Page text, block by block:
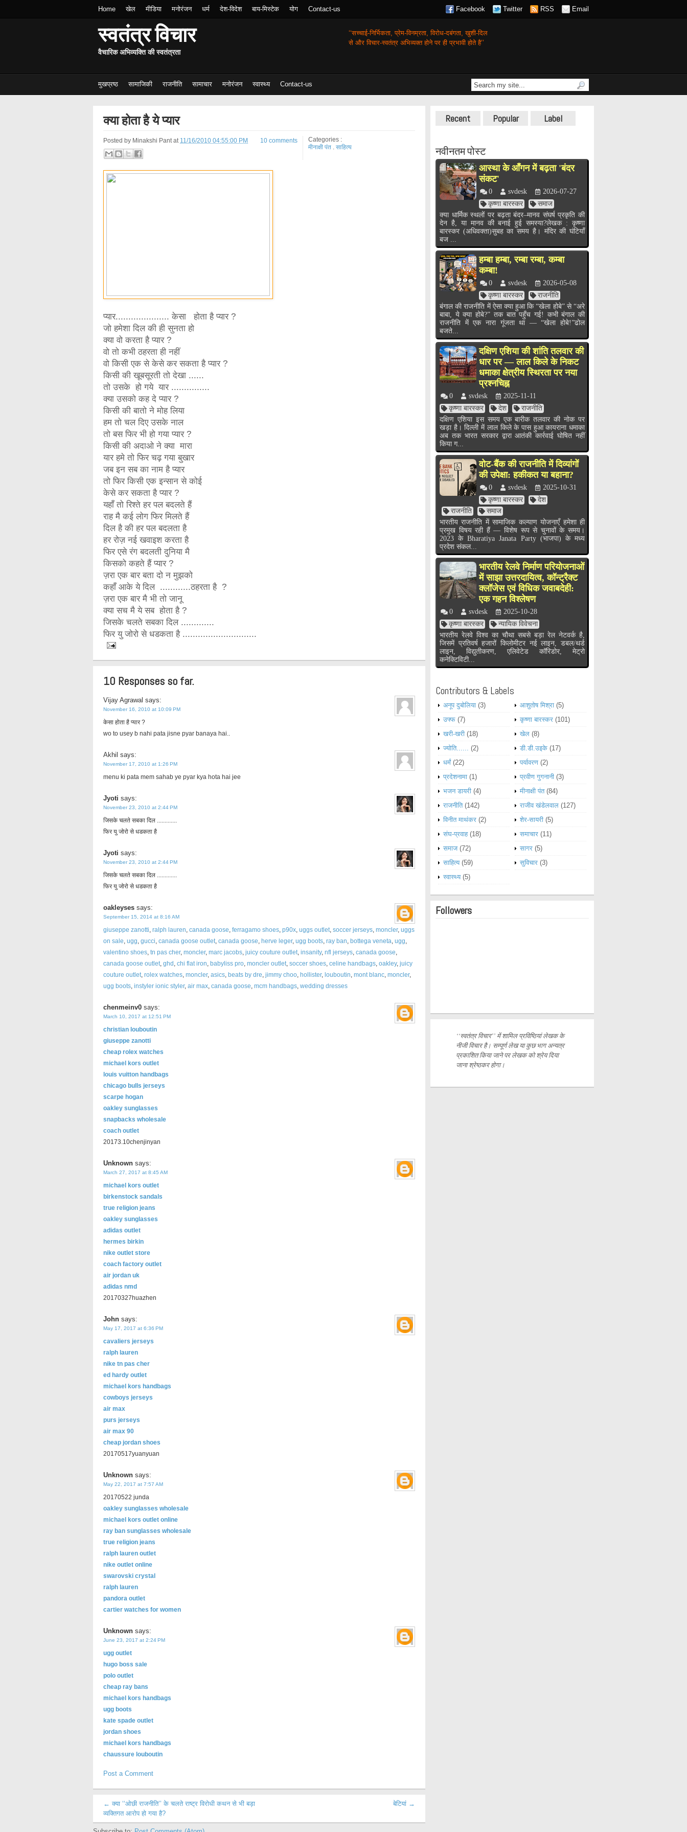
Home खेल मीडिया मनोरंजन धर्म देश-विदेश बाय-मिस्टेक योग Contact-us Facebook Twitter RSS Email
स्वतंत्र विचार
वैचारिक अभिव्यक्ति की स्वतंत्रता
‘‘सच्चाई-निर्भिकता, प्रेम-विनम्रता, विरोध-दबंगता,खुशी-दिल
से और विचार-स्वतंत्र अभिव्यक्त होने पर ही प्रभावी होते है’’
मुखप्रष्ठ सामाजिकी राजनीति सामाचार मनोरंजन स्वास्थ्य Contact-us
क्या होता है ये प्यार
Posted by Minakshi Pant at 11/16/2010 04:55:00 PM 10 comments
Categories :
मीनाक्षी पंत . साहित्य
प्यार..................... केसा होता है प्यार ?
जो हमेशा दिल की ही सुनता हो
क्या वो करता है प्यार ?
वो तो कभी ठहरता ही नहीं
वो किसी एक से केसे कर सकता है प्यार ?
किसी की खूबसूरती तो देखा ......
तो उसके हो गये यार ...............
क्या उसको कह दे प्यार ?
किसी की बातो ने मोह लिया
हम तो चल दिए उसके नाल
तो बस फिर भी हो गया प्यार ?
किसी की अदाओ ने क्या मारा
यार हमे तो फिर चढ़ गया बुखार
जब इन सब का नाम है प्यार
तो फिर किसी एक इन्सान से कोई
केसे कर सकता है प्यार ?
यहाँ तो रिश्ते हर पल बदलते हैं
राह मै कई लोग फिर मिलते हैं
दिल है की हर पल बदलता है
हर रोज़ नई खवाइश करता है
फिर एसे रंग बदलती दुनिया मै
किसको कहते हैं प्यार ?
ज़रा एक बार बता दो न मुझको
कहाँ आके ये दिल ............ठहरता है ?
ज़रा एक बार मै भी तो जानू
क्या सच मै ये सब होता है ?
जिसके चलते सबका दिल .............
फिर यु जोरो से धडकता है .............................
10 Responses so far.
Vijay Agrawal says:
November 16, 2010 at 10:09 PM
केसा होता है प्यार ?
wo to usey b nahi pata jisne pyar banaya hai..
Akhil says:
November 17, 2010 at 1:26 PM
menu ki pata mem sahab ye pyar kya hota hai jee
Jyoti says:
November 23, 2010 at 2:44 PM
जिसके चलते सबका दिल .............
फिर यु जोरो से धडकता है
Jyoti says:
November 23, 2010 at 2:44 PM
जिसके चलते सबका दिल .............
फिर यु जोरो से धडकता है
oakleyses says:
September 15, 2014 at 8:16 AM
giuseppe zanotti, ralph lauren, canada goose, ferragamo shoes, p90x, uggs outlet, soccer jerseys, moncler, uggs
on sale, ugg, gucci, canada goose outlet, canada goose, herve leger, ugg boots, ray ban, bottega veneta, ugg,
valentino shoes, tn pas cher, moncler, marc jacobs, juicy couture outlet, insanity, nfl jerseys, canada goose,
canada goose outlet, ghd , chi flat iron, babyliss pro, moncler outlet, soccer shoes, celine handbags, oakley, juicy
couture outlet, rolex watches, moncler, asics, beats by dre, jimmy choo, hollister, louboutin, mont blanc, moncler,
ugg boots, instyler ionic styler, air max, canada goose, mcm handbags, wedding dresses
chenmeinv0 says:
March 10, 2017 at 12:51 PM
christian louboutin
giuseppe zanotti
cheap rolex watches
michael kors outlet
louis vuitton handbags
chicago bulls jerseys
scarpe hogan
oakley sunglasses
snapbacks wholesale
coach outlet
20173.10chenjinyan
Unknown says:
March 27, 2017 at 8:45 AM
michael kors outlet
birkenstock sandals
true religion jeans
oakley sunglasses
adidas outlet
hermes birkin
nike outlet store
coach factory outlet
air jordan uk
adidas nmd
20170327huazhen
John says:
May 17, 2017 at 6:36 PM
cavaliers jerseys
ralph lauren
nike tn pas cher
ed hardy outlet
michael kors handbags
cowboys jerseys
air max
purs jerseys
air max 90
cheap jordan shoes
20170517yuanyuan
Unknown says:
May 22, 2017 at 7:57 AM
20170522 junda
oakley sunglasses wholesale
michael kors outlet online
ray ban sunglasses wholesale
true religion jeans
ralph lauren outlet
nike outlet online
swarovski crystal
ralph lauren
pandora outlet
cartier watches for women
Unknown says:
June 23, 2017 at 2:24 PM
ugg outlet
hugo boss sale
polo outlet
cheap ray bans
michael kors handbags
ugg boots
kate spade outlet
jordan shoes
michael kors handbags
chaussure louboutin
Post a Comment
← क्या ‘‘ओछी राजनीति’’ के चलते राष्ट्र विरोधी कथन से भी बड़ा
व्यक्तिगत आरोप हो गया है?
बेटियां →
Recent Popular Label
नवीनतम पोस्ट
आस्था के आँगन में बढ़ता 'बंदर
संकट'
0 svdesk
2026-07-27
कृष्णा बारस्कर
समाज
क्या धार्मिक स्थलों पर बढ़ता बंदर–मानव संघर्ष प्रकृति की
देन है, या मानव की बनाई हुई समस्या?लेखक : कृष्णा
बारस्कर (अधिवक्ता)सुबह का समय है। मंदिर की घंटियाँ
बज ...
हम्बा हम्बा, रम्बा रम्बा, कम्बा
कम्बा!
0 svdesk
2026-05-08
कृष्णा बारस्कर
राजनीति
बंगाल की राजनीति में ऐसा क्या हुआ कि “खेला होबे” से “अरे
बाबा, ये क्या होबे?” तक बात पहुँच गई! कभी बंगाल की
राजनीति में एक नारा गूंजता था — “खेला होबे!”ढोल
बजते...
दक्षिण एशिया की शांति तलवार की
धार पर — लाल किले के निकट
धमाका क्षेत्रीय स्थिरता पर नया
प्रश्नचिह्न
0 svdesk
2025-11-11
कृष्णा बारस्कर
देश
राजनीति
दक्षिण एशिया इस समय एक बारीक तलवार की नोक पर
खड़ा है। दिल्ली में लाल किले के पास हुआ कायराना धमाका
अब तक भारत सरकार द्वारा आतंकी कार्रवाई घोषित नहीं
किया ग...
वोट-बैंक की राजनीति में दिव्यांगों
की उपेक्षा: हकीकत या बहाना?
0 svdesk
2025-10-31
कृष्णा बारस्कर
देश
राजनीति
समाज
भारतीय राजनीति में सामाजिक कल्याण योजनाएँ हमेशा ही
प्रमुख विषय रही हैं — विशेष रूप से चुनावों के समय।
2023 के Bharatiya Janata Party (भाजपा) के मध्य
प्रदेश संकल...
भारतीय रेलवे निर्माण परियोजनाओं
में साझा उत्तरदायित्व, कॉन्ट्रैक्ट
क्लॉजेस एवं विधिक जवाबदेही:
एक गहन विश्लेषण
0 svdesk
2025-10-28
कृष्णा बारस्कर
न्यायिक विवेचना
भारतीय रेलवे विश्व का चौथा सबसे बड़ा रेल नेटवर्क है,
जिसमें प्रतिवर्ष हजारों किलोमीटर नई लाइन, डबल/थर्ड
लाइन, विद्युतीकरण, एलिवेटेड कॉरिडोर, मेट्रो
कनेक्टिविटी...
Contributors & Labels
अनूप दुबोलिया (3) आशुतोष मिश्रा (5)
उफ्फ (7) कृष्णा बारस्कर (101)
खरी-खरी (18) खेल (8)
ज्योति...... (2) डी.डी.उइके (17)
धर्मं (22) पर्यावरण (2)
प्रदेशनामा (1) प्रवीण गुगनानी (3)
भजन डायरी (4) मीनाक्षी पंत (84)
राजनीति (142) राजीव खंडेलवाल (127)
विनीत माथंकर (2) शेर-सायरी (5)
संघ-प्रवाह (18) समाचार (11)
समाज (72) सागर (5)
साहित्य (59) सुविचार (3)
स्वास्थ्य (5)
Followers
‘‘स्वतंत्र विचार’’ में शामिल प्रविष्ठियां लेखक के
नीजी विचार है। सम्पूर्ण लेख या कुछ भाग अन्यत्र
प्रकाशितकिया जाने पर लेखक को श्रेय दिया
जाना श्रेष्ठकर होगा।